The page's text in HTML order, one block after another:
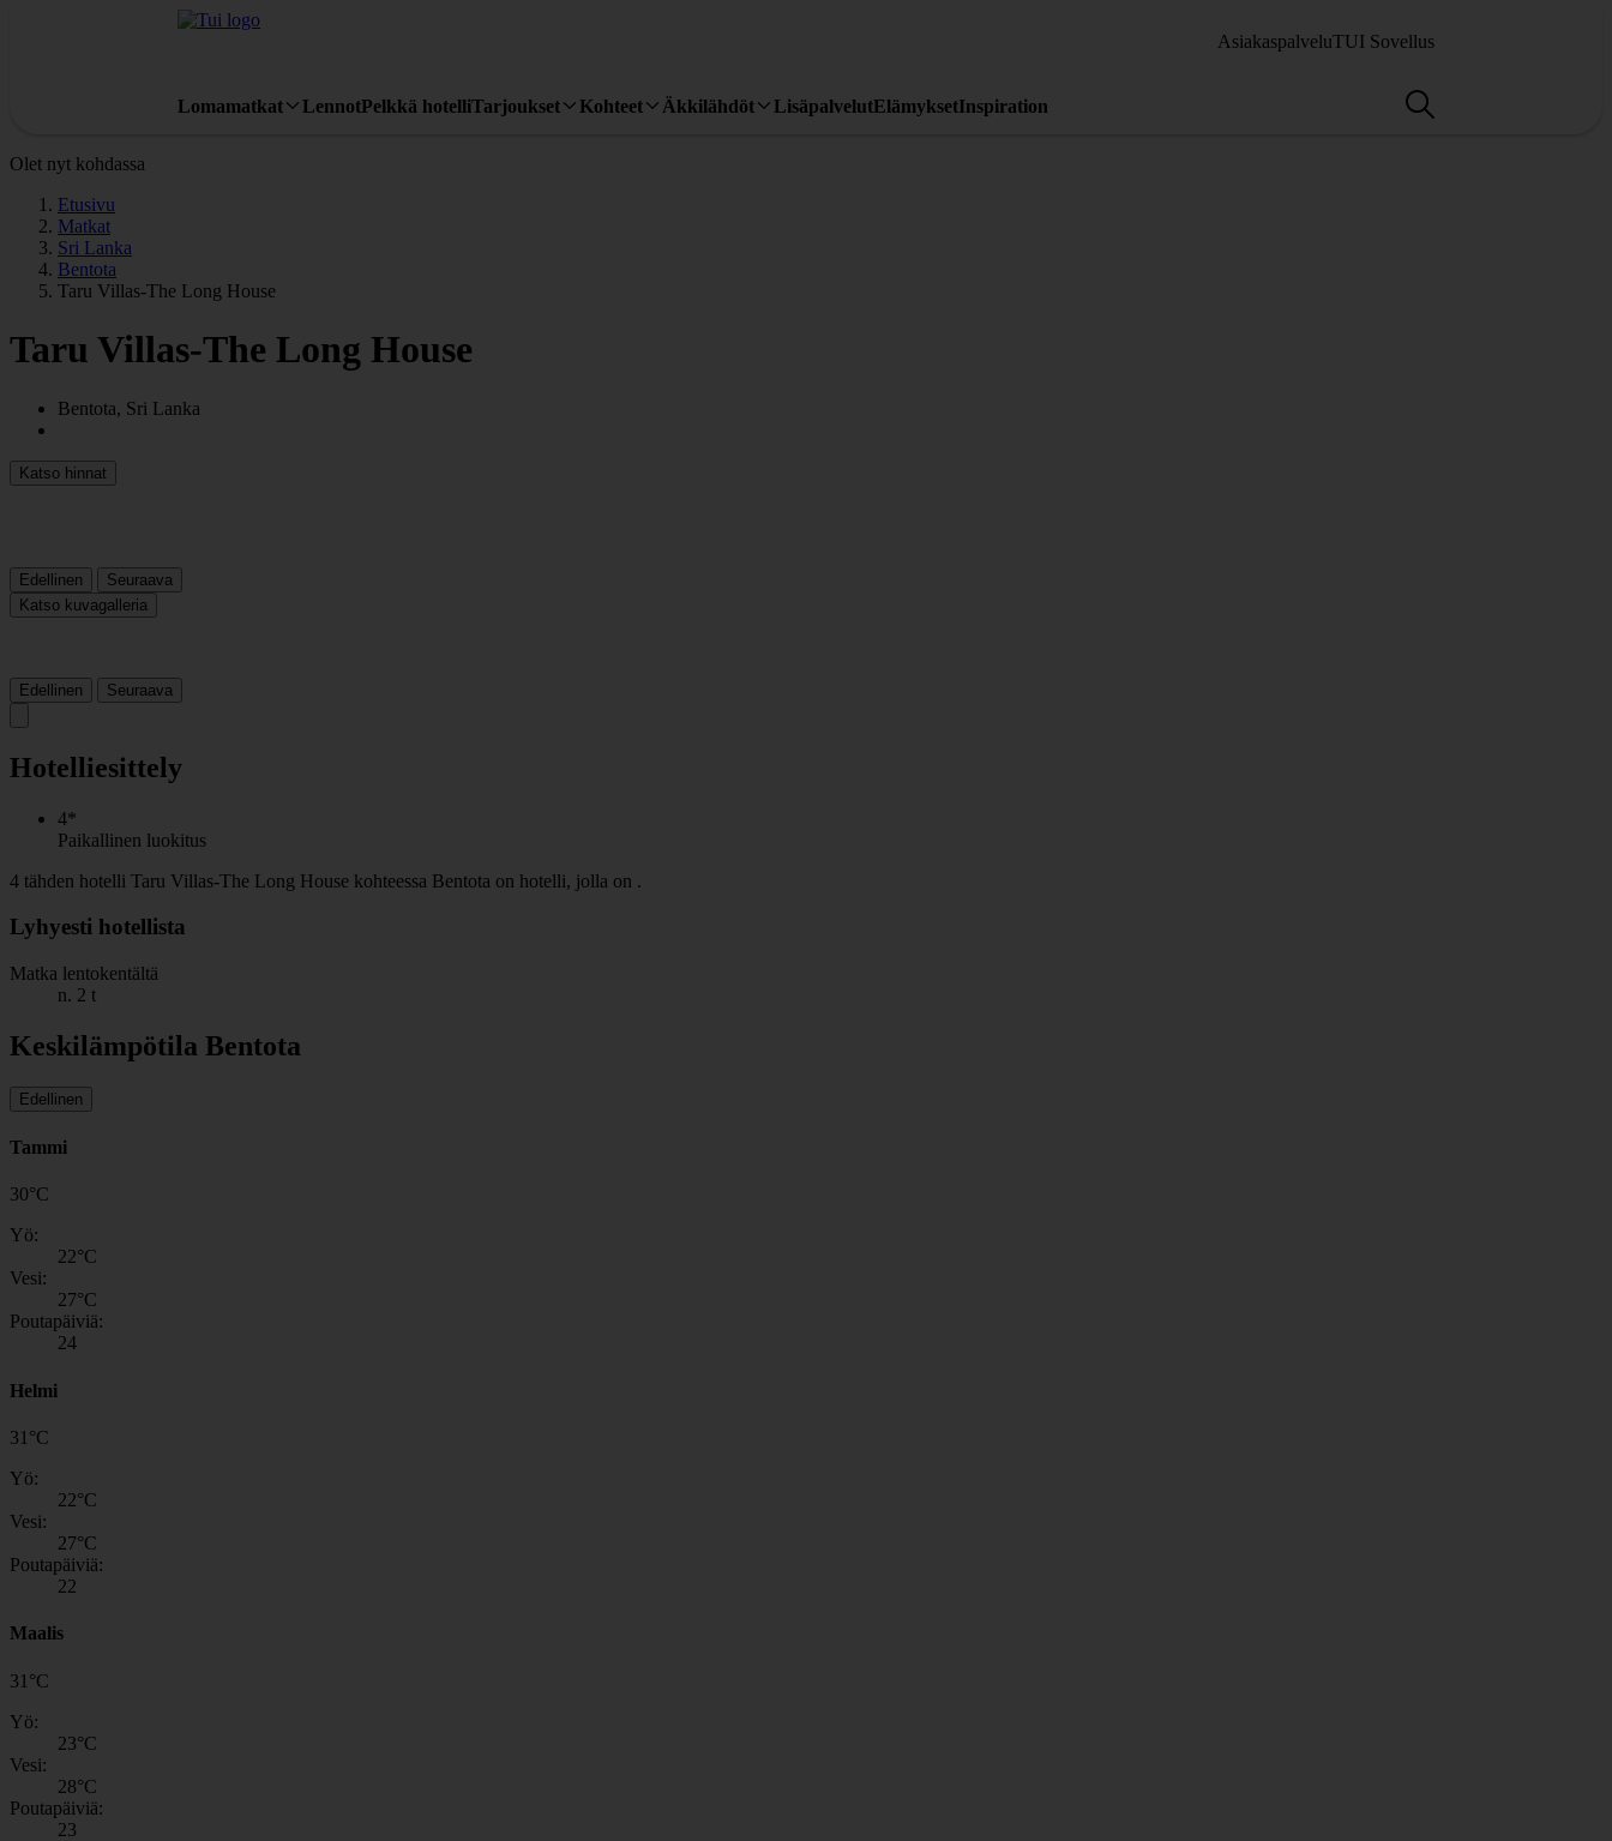
AsiakaspalveluTUI Sovellus
Lomamatkat LennotPelkkä hotelliTarjoukset Kohteet Äkkilähdöt LisäpalvelutElämyksetInspiration
Olet nyt kohdassa
Etusivu
Matkat
Sri Lanka
Bentota
Taru Villas-The Long House
Taru Villas-The Long House
Bentota, Sri Lanka
Katso hinnat
Edellinen
Seuraava
Katso kuvagalleria
Edellinen Seuraava
Hotelliesittely
4*
Paikallinen luokitus
4 tähden hotelli Taru Villas-The Long House kohteessa Bentota on hotelli, jolla on .
Lyhyesti hotellista
Matka lentokentältä
n. 2 t
Keskilämpötila Bentota
Edellinen
Tammi
30°C
Yö:
22°C
Vesi:
27°C
Poutapäiviä:
24
Helmi
31 °C
Yö:
22°C
Vesi:
27°C
Poutapäiviä:
22
Maalis
31 °C
Yö:
23°C
Vesi:
28°C
Poutapäiviä:
23